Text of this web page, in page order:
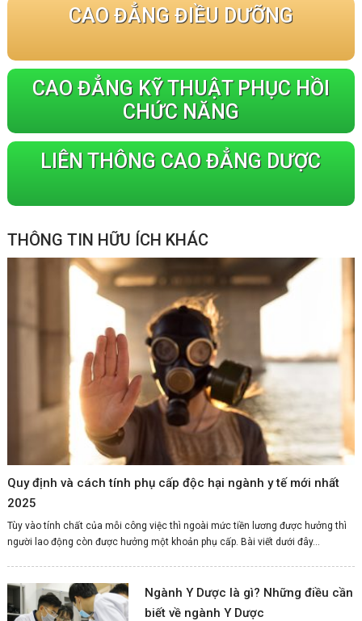
CAO ĐẲNG ĐIỀU DƯỠNG
CAO ĐẲNG KỸ THUẬT PHỤC HỒI
CHỨC NĂNG
LIÊN THÔNG CAO ĐẲNG DƯỢC
THÔNG TIN HỮU ÍCH KHÁC
Quy định và cách tính phụ cấp độc hại ngành y tế mới nhất
2025
Tùy vào tính chất của mỗi công việc thì ngoài mức tiền lương được hưởng thì
người lao động còn được hưởng một khoản phụ cấp. Bài viết dưới đây...
Ngành Y Dược là gì? Những điều cần
biết về ngành Y Dược